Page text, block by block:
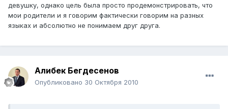
девушку, однако цель была просто продемонстрировать, что
мои родители и я говорим фактически говорим на разных
языках и абсолютно не понимаем друг друга.
Алибек Бегдесенов
Опубликовано 30 Октября 2010